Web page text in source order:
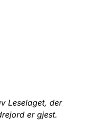
Leselaget, der
er gjest.